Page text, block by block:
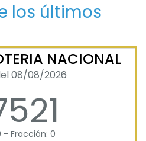
los últimos
NACIONAL
08/08/2026
- Fracción: 0